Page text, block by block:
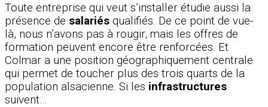
Toute entreprise qui veut s’installer étudie aussi la
présence de salariés qualifiés. De ce point de vue-
là, nous n’avons pas à rougir, mais les offres de
formation peuvent encore être renforcées. Et
Colmar a une position géographiquement centrale
qui permet de toucher plus des trois quarts de la
population alsacienne. Si les infrastructures
suivent…